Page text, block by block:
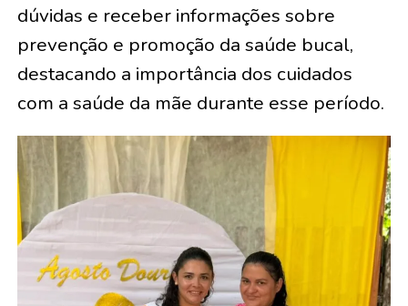
dúvidas e receber informações sobre
prevenção e promoção da saúde bucal,
destacando a importância dos cuidados
com a saúde da mãe durante esse período.